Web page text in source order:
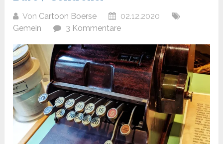
Von Cartoon Boerse
02.12.2020
Gemein
3 Kommentare